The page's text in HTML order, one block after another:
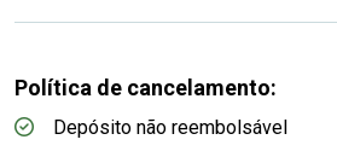
Política de cancelamento:
Depósito não reembolsável